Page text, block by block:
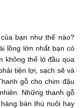
bạn như thế nào?
lồng lớn nhất bạn có
không thể ló đầu qua
tiện lợi, sạch sẽ và
gỗ cho chim đậu
Những thanh gỗ
bán thú nuôi hay